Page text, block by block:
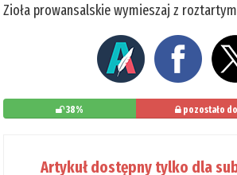
Zioła prowansalskie wymieszaj z
38% pozostało
Artykuł dostępny tylko dla